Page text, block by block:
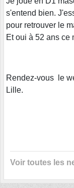
s'entend bien.
pour retrouver le
Et oui à 52 ans ce
Rendez-vous le
Lille.
Voir toutes les